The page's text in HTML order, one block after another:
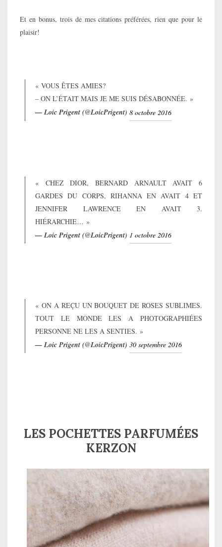
Et en bonus, trois de mes citations préférées, rien que pour le
plaisir!
« VOUS ÊTES AMIES?
– ON L’ÉTAIT MAIS JE ME SUIS DÉSABONNÉE. »
— Loic Prigent (@LoicPrigent) 8 octobre 2016
« CHEZ DIOR, BERNARD ARNAULT AVAIT 6
GARDES DU CORPS, RIHANNA EN AVAIT 4 ET
JENNIFER LAWRENCE EN AVAIT 3.
HIÉRARCHIE… »
— Loic Prigent (@LoicPrigent) 1 octobre 2016
« ON A REÇU UN BOUQUET DE ROSES SUBLIMES.
TOUT LE MONDE LES A PHOTOGRAPHIÉES
PERSONNE NE LES A SENTIES. »
— Loic Prigent (@LoicPrigent) 30 septembre 2016
LES POCHETTES PARFUMÉES
KERZON